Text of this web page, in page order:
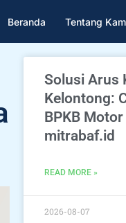
Beranda Tentang
Solusi Arus
Kelontong:
BPKB
mitrabaf.id
READ MORE »
2026-08-07